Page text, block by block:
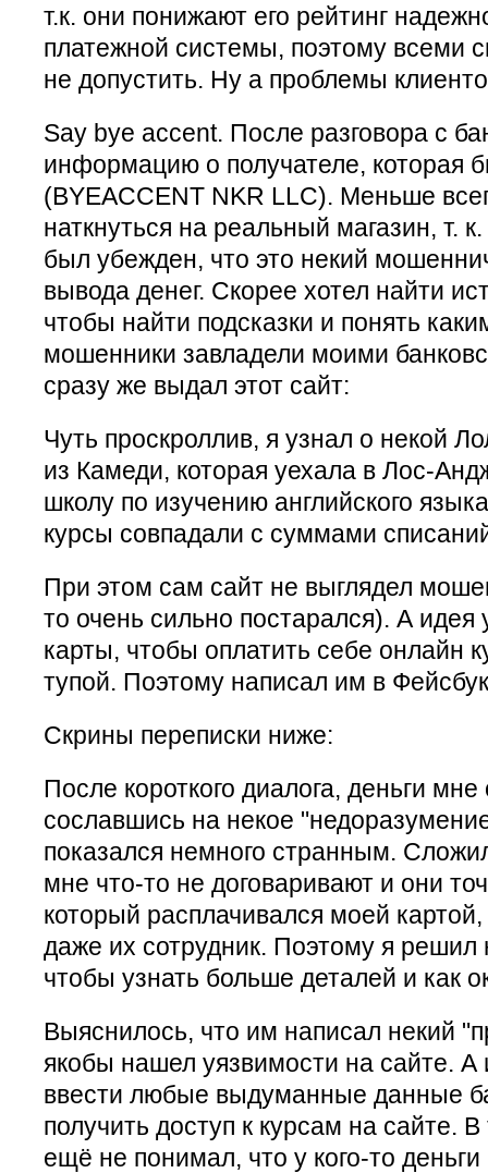
т.к. они понижают его рейтинг
платежной системы, поэтому всеми
не допустить. Ну а проблемы
Say bye accent. После разговора с
информацию о получателе, которая
(BYEACCENT NKR LLC). Меньше
наткнуться на реальный магазин, т.
был убежден, что это некий
вывода денег. Скорее хотел найти
чтобы найти подсказки и понять
мошенники завладели моими
сразу же выдал этот сайт:
Чуть проскроллив, я узнал о некой
из Камеди, которая уехала в Лос-
школу по изучению английского
курсы совпадали с суммами
При этом сам сайт не выглядел
то очень сильно постарался). А идея
карты, чтобы оплатить себе онлайн
тупой. Поэтому написал им в
Скрины переписки ниже:
После короткого диалога, деньги
сославшись на некое
показался немного странным.
мне что-то не договаривают и они
который расплачивался моей картой,
даже их сотрудник. Поэтому я решил
чтобы узнать больше деталей и как
Выяснилось, что им написал некий
якобы нашел уязвимости на сайте.
ввести любые выдуманные данные
получить доступ к курсам на сайте.
ещё не понимал, что у кого-то